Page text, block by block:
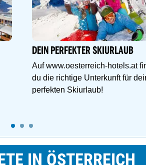
DEIN PERFEKTER SKIURLAUB
Auf www.oesterreich-hotels.at
du die richtige Unterkunft für
perfekten Skiurlaub!
IN ÖSTERREICH